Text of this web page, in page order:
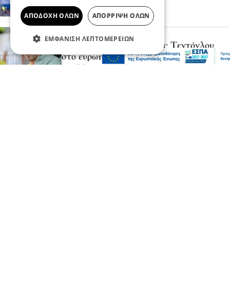
Πότε αγωνίζεται ο Μίλτος Τεντόγλου
στο ευρωπαϊκό πρωτάθλημα στίβου
ΑΠΟΔΟΧΉ ΌΛΩΝ ΑΠΌΡΡΙΨΗ ΌΛΩΝ
ΕΜΦΆΝΙΣΗ ΛΕΠΤΟΜΕΡΕΙΏΝ